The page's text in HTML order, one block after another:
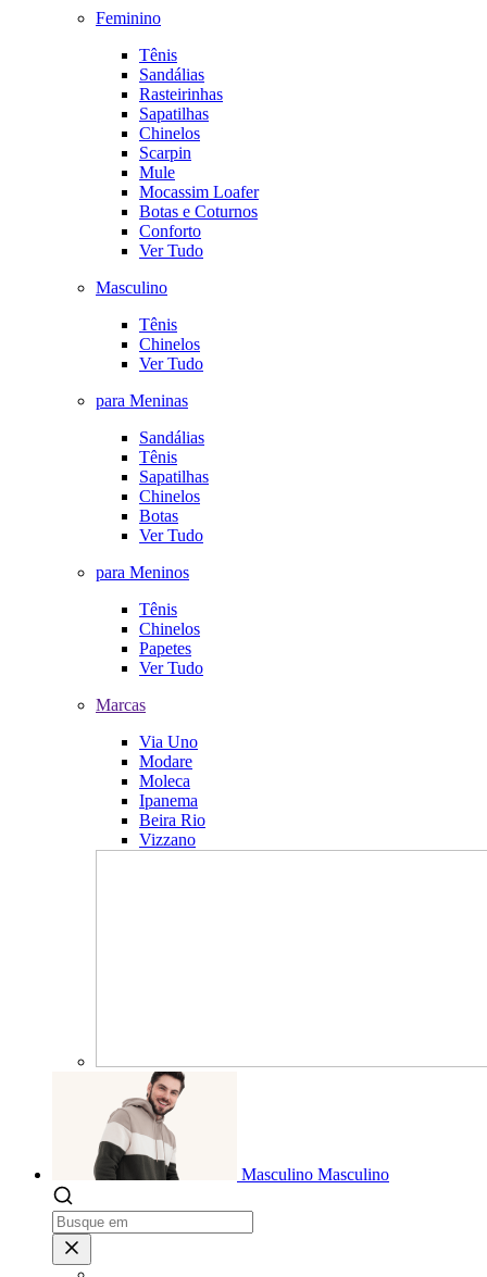
Feminino
Tênis
Sandálias
Rasteirinhas
Sapatilhas
Chinelos
Scarpin
Mule
Mocassim Loafer
Botas e Coturnos
Conforto
Ver Tudo
Masculino
Tênis
Chinelos
Ver Tudo
para Meninas
Sandálias
Tênis
Sapatilhas
Chinelos
Botas
Ver Tudo
para Meninos
Tênis
Chinelos
Papetes
Ver Tudo
Marcas
Via Uno
Modare
Moleca
Ipanema
Beira Rio
Vizzano
Masculino Masculino